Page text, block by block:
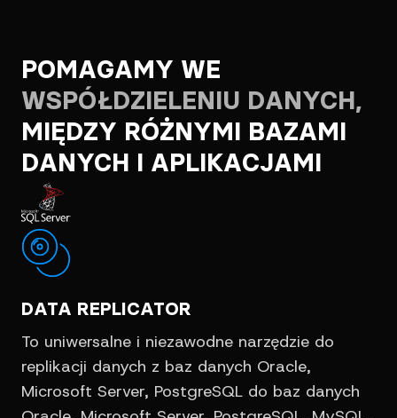
POMAGAMY WE
WSPÓŁDZIELENIU DANYCH,
MIĘDZY RÓŻNYMI BAZAMI
DANYCH I APLIKACJAMI
DATA REPLICATOR
To uniwersalne i niezawodne narzędzie do
replikacji danych z baz danych Oracle,
Microsoft Server, PostgreSQL do baz danych